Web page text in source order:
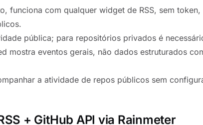
funciona com qualquer widget de RSS, sem token,
pública; para repositórios privados é
mostra eventos gerais, não dados estruturados
a atividade de repos públicos sem
+ GitHub API via Rainmeter